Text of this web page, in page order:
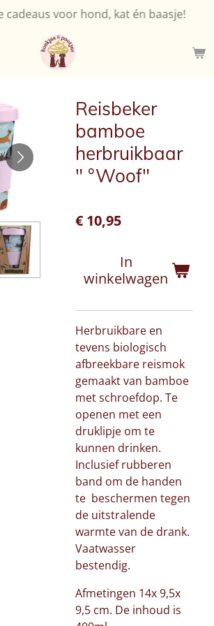
cadeaus voor hond, kat én baasje!
Reisbeker
bamboe
herbruikbaar
" °Woof"
€ 10,95
In
winkelwagen
Herbruikbare en
tevens biologisch
afbreekbare reismok
gemaakt van bamboe
met schroefdop. Te
openen met een
druklipje om te
kunnen drinken.
Inclusief rubberen
band om de handen
te beschermen tegen
de uitstralende
warmte van de drank.
Vaatwasser
bestendig.
Afmetingen 14x 9,5x
9,5 cm. De inhoud is